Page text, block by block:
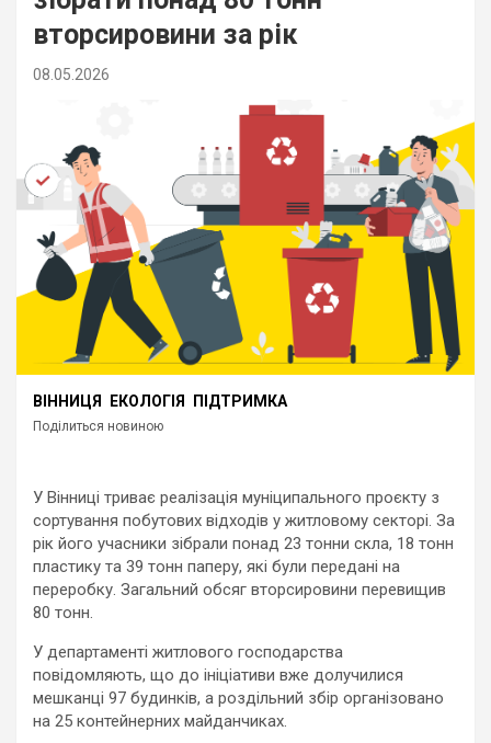
вторсировини за рік
08.05.2026
ВІННИЦЯ ЕКОЛОГІЯ ПІДТРИМКА
Поділиться новиною
У Вінниці триває реалізація муніципального проєкту з
сортування побутових відходів у житловому секторі. За
рік його учасники зібрали понад 23 тонни скла, 18 тонн
пластику та 39 тонн паперу, які були передані на
переробку. Загальний обсяг вторсировини перевищив
80 тонн.
У департаменті житлового господарства
повідомляють, що до ініціативи вже долучилися
мешканці 97 будинків, а роздільний збір організовано
на 25 контейнерних майданчиках.